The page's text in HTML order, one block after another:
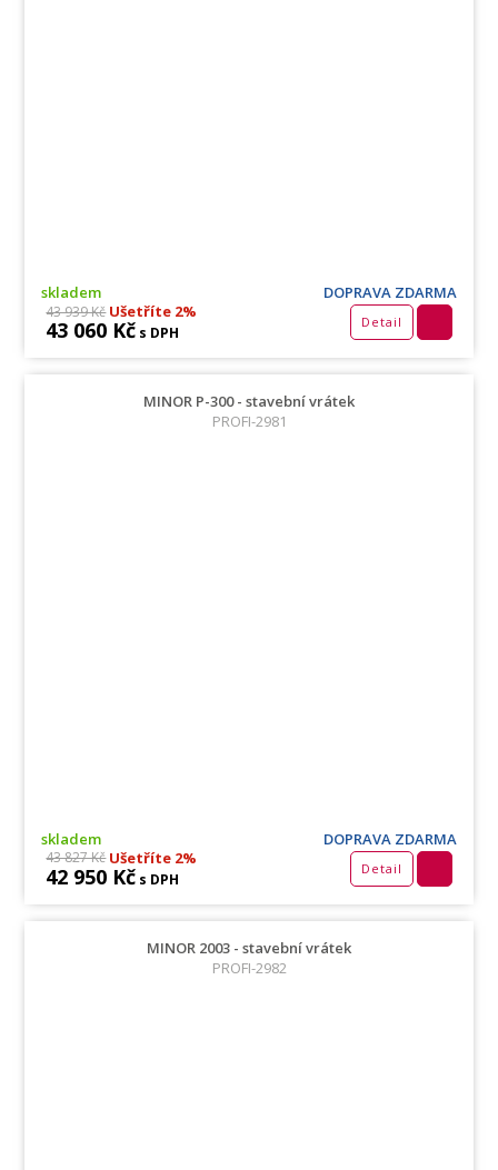
skladem DOPRAVA ZDARMA
43 939 KčUšetříte 2%
43 060 Kč s DPH
Detail
MINOR P-300 - stavební vrátek
PROFI-2981
skladem DOPRAVA ZDARMA
43 827 KčUšetříte 2%
42 950 Kč s DPH
Detail
MINOR 2003 - stavební vrátek
PROFI-2982